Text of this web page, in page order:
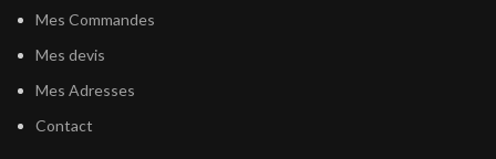
Mes Commandes
Mes devis
Mes Adresses
Contact